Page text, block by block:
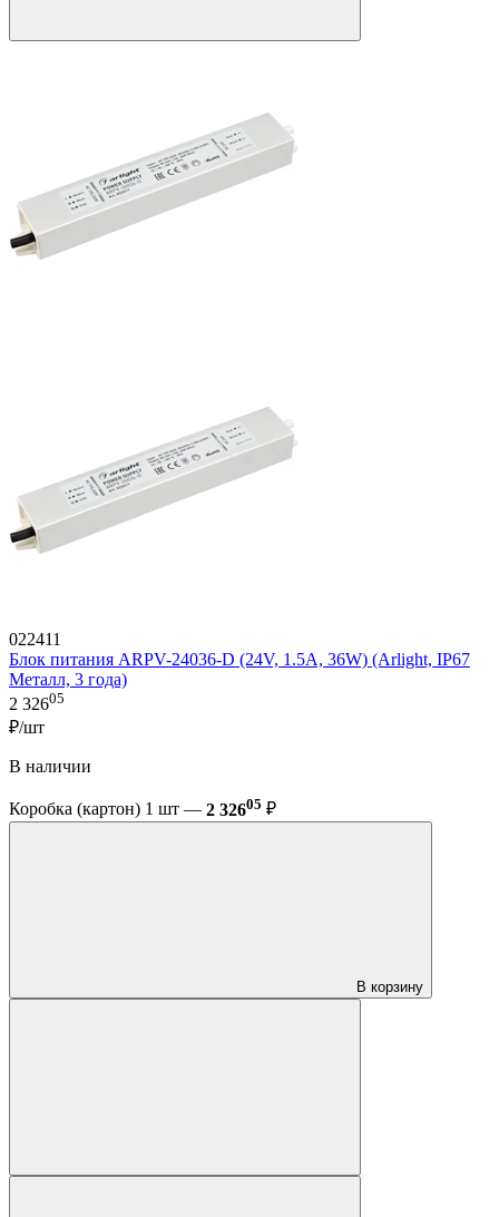
022411
Блок питания ARPV-24036-D (24V, 1.5A, 36W) (Arlight, IP67
Металл, 3 года)
2 32605
₽/шт
В наличии
Коробка (картон) 1 шт — 2 32605 ₽
В корзину